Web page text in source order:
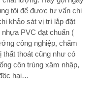
tôi để được tư vấn chi
khảo sát vị trí lắp đặt
PVC đạt chuẩn (
công nghiệp, chấm
thất thoát cũng như có
côn trùng xâm nhập,
hại…